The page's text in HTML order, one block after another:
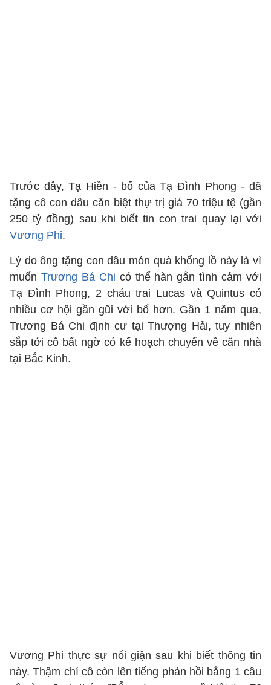
Trước đây, Tạ Hiền - bố của Tạ Đình Phong - đã
tặng cô con dâu căn biệt thự trị giá 70 triệu tệ (gần
250 tỷ đồng) sau khi biết tin con trai quay lại với
Vương Phi.
Lý do ông tặng con dâu món quà khổng lồ này là vì
muốn Trương Bá Chi có thể hàn gắn tình cảm với
Tạ Đình Phong, 2 cháu trai Lucas và Quintus có
nhiều cơ hội gần gũi với bố hơn. Gần 1 năm qua,
Trương Bá Chi định cư tại Thượng Hải, tuy nhiên
sắp tới cô bất ngờ có kế hoạch chuyển về căn nhà
tại Bắc Kinh.
Vương Phi thực sự nổi giận sau khi biết thông tin
này. Thậm chí cô còn lên tiếng phản hồi bằng 1 câu